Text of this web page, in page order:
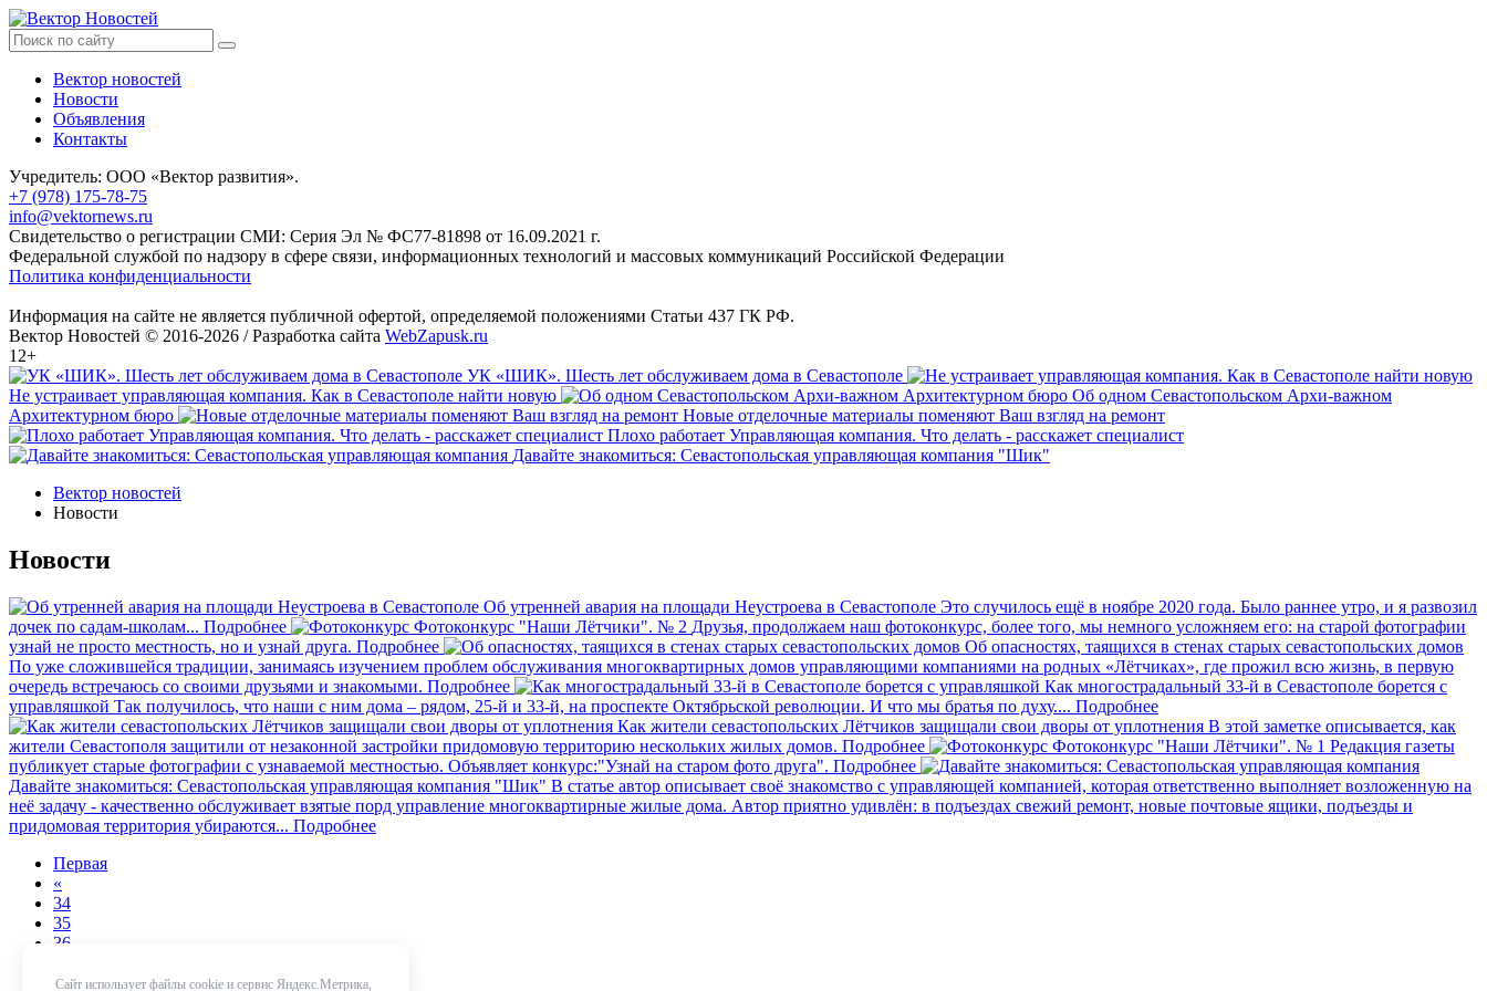
Вектор новостей
Новости
Объявления
Контакты
Учредитель: ООО «Вектор развития».
+7 (978) 175-78-75
info@vektornews.ru
Свидетельство о регистрации СМИ: Серия Эл № ФС77-81898 от 16.09.2021 г.
Федеральной службой по надзору в сфере связи, информационных технологий и массовых коммуникаций Российской Федерации
Политика конфиденциальности
Информация на сайте не является публичной офертой, определяемой положениями Статьи 437 ГК РФ.
Вектор Новостей © 2016-2026 /Разработка сайта WebZapusk.ru
12+
УК «ШИК». Шесть лет обслуживаем дома в Севастополе
Не устраивает управляющая компания. Как в Севастополе найти новую
Об одном Севастопольском Архи-важном
Архитектурном бюро
Новые отделочные материалы поменяют Ваш взгляд на ремонт
Плохо работает Управляющая компания. Что делать - расскажет специалист
Давайте знакомиться: Севастопольская управляющая компания "Шик"
Вектор новостей
Новости
Новости
Об утренней авария на площади Неустроева в Севастополе Это случилось ещё в ноябре 2020 года. Было раннее утро, и я развозил
дочек по садам-школам... Подробнее Фотоконкурс "Наши Лётчики". № 2 Друзья, продолжаем наш фотоконкурс, более того, мы немного усложняем его: на старой фотографии
узнай не просто местность, но и узнай друга. Подробнее
Об опасностях, таящихся в стенах старых севастопольских домов
По уже сложившейся традиции, занимаясь изучением проблем обслуживания многоквартирных домов управляющими компаниями на родных «Лётчиках», где прожил всю жизнь, в первую
очередь встречаюсь со своими друзьями и знакомыми. Подробнее
Как многострадальный 33-й в Севастополе борется с
управляшкой Так получилось, что наши с ним дома – рядом, 25-й и 33-й, на проспекте Октябрьской революции. И что мы братья по духу.... Подробнее
Как жители севастопольских Лётчиков защищали свои дворы от уплотнения В этой заметке описывается, как
жители Севастополя защитили от незаконной застройки придомовую территорию нескольких жилых домов. Подробнее Фотоконкурс "Наши Лётчики". № 1 Редакция газеты
публикует старые фотографии с узнаваемой местностью. Объявляет конкурс:"Узнай на старом фото друга". Подробнее
Давайте знакомиться: Севастопольская управляющая компания "Шик" В статье автор описывает своё знакомство с управляющей компанией, которая ответственно выполняет возложенную на
неё задачу - качественно обслуживает взятые порд управление многоквартирные жилые дома. Автор приятно удивлён: в подъездах свежий ремонт, новые почтовые ящики, подъезды и
придомовая территория убираются... Подробнее
Первая
«
34
35
36
38
Сайт использует файлы cookie и сервис Яндекс.Метрика,